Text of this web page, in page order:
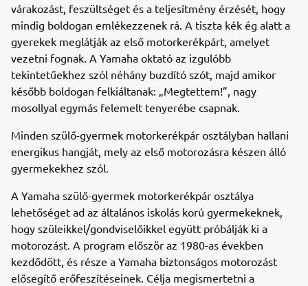
várakozást, feszültséget és a teljesítmény érzését, hogy
mindig boldogan emlékezzenek rá. A tiszta kék ég alatt a
gyerekek meglátják az első motorkerékpárt, amelyet
vezetni fognak. A Yamaha oktató az izgulóbb
tekintetűekhez szól néhány buzdító szót, majd amikor
később boldogan felkiáltanak: „Megtettem!”, nagy
mosollyal egymás felemelt tenyerébe csapnak.
Minden szülő-gyermek motorkerékpár osztályban hallani
energikus hangját, mely az első motorozásra készen álló
gyermekekhez szól.
A Yamaha szülő-gyermek motorkerékpár osztálya
lehetőséget ad az általános iskolás korú gyermekeknek,
hogy szüleikkel/gondviselőikkel együtt próbálják ki a
motorozást. A program először az 1980-as években
kezdődött, és része a Yamaha biztonságos motorozást
elősegítő erőfeszítéseinek. Célja megismertetni a